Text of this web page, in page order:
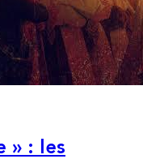
» : les